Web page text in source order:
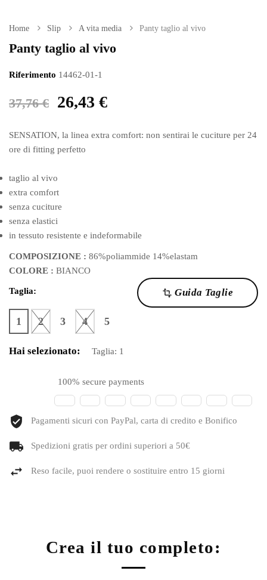
Home Slip A vita media Panty taglio al vivo
Panty taglio al vivo
Riferimento 14462-01-1
37,76 € 26,43 €
SENSATION, la linea extra comfort: non sentirai le cuciture per 24
ore di fitting perfetto
taglio al vivo
extra comfort
senza cuciture
senza elastici
in tessuto resistente e indeformabile
COMPOSIZIONE : 86%poliammide 14%elastam
COLORE : BIANCO
transform Guida Taglie
Taglia:
1 2 3 4 5
Hai selezionato: Taglia: 1
100% secure payments
Pagamenti sicuri con PayPal, carta di credito e Bonifico
Spedizioni gratis per ordini superiori a 50€
Reso facile, puoi rendere o sostituire entro 15 giorni
Crea il tuo completo: